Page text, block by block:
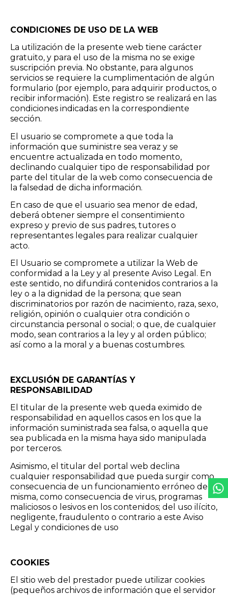
CONDICIONES DE USO DE LA WEB
La utilización de la presente web tiene carácter
gratuito, y para el uso de la misma no se exige
suscripción previa. No obstante, para algunos
servicios se requiere la cumplimentación de algún
formulario (por ejemplo, para adquirir productos, o
recibir información). Este registro se realizará en las
condiciones indicadas en la correspondiente
sección.
El usuario se compromete a que toda la
información que suministre sea veraz y se
encuentre actualizada en todo momento,
declinando cualquier tipo de responsabilidad por
parte del titular de la web como consecuencia de
la falsedad de dicha información.
En caso de que el usuario sea menor de edad,
deberá obtener siempre el consentimiento
expreso y previo de sus padres, tutores o
representantes legales para realizar cualquier
acto.
El Usuario se compromete a utilizar la Web de
conformidad a la Ley y al presente Aviso Legal. En
este sentido, no difundirá contenidos contrarios a la
ley o a la dignidad de la persona; que sean
discriminatorios por razón de nacimiento, raza, sexo,
religión, opinión o cualquier otra condición o
circunstancia personal o social; o que, de cualquier
modo, sean contrarios a la ley y al orden público;
así como a la moral y a buenas costumbres.
EXCLUSIÓN DE GARANTÍAS Y
RESPONSABILIDAD
El titular de la presente web queda eximido de
responsabilidad en aquellos casos en los que la
información suministrada sea falsa, o aquella que
sea publicada en la misma haya sido manipulada
por terceros.
Asimismo, el titular del portal web declina
cualquier responsabilidad que pueda surgir como
consecuencia de un funcionamiento erróneo de la
misma, como consecuencia de virus, programas
maliciosos o lesivos en los contenidos; del uso ilícito,
negligente, fraudulento o contrario a este Aviso
Legal y condiciones de uso
COOKIES
El sitio web del prestador puede utilizar cookies
(pequeños archivos de información que el servidor